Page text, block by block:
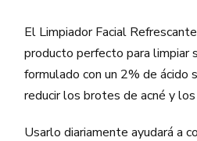
El Limpiador Facial
producto perfecto para limpiar
formulado con un 2% de ácido
reducir los brotes de acné y
Usarlo diariamente ayudará a